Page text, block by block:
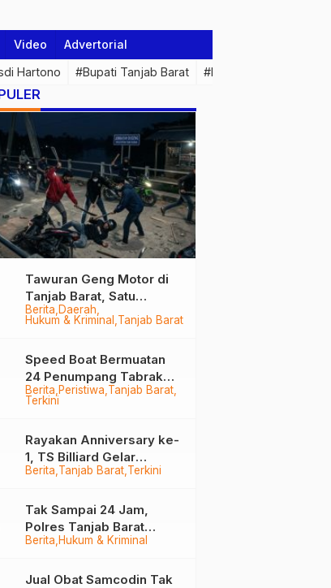
Video Advertorial
Hartono #Bupati Tanjab Barat #Pemprov Jambi
Berita Daerah
Hukum & Kriminal Tanjab Barat
Tawuran Geng Motor di
Tanjab Barat, Satu
Remaja Kritis Dibacok, 3
Pelaku Ditangkap
Berita Peristiwa Tanjab Barat
Terkini
Speed Boat Bermuatan
24 Penumpang Tabrak
Togok di Kuala Tungkal,
Berita Tanjab Barat Terkini
Rayakan Anniversary ke-
1, TS Billiard Gelar
Turnamen 9 Ball
Berita Hukum & Kriminal
Tak Sampai 24 Jam,
Polres Tanjab Barat
Ringkus Komplotan
Tungkal
Jual Obat Samcodin Tak